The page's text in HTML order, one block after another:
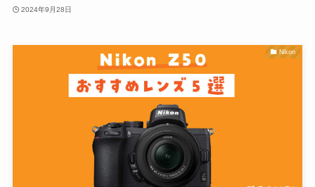
2024年9月28日
Nikon